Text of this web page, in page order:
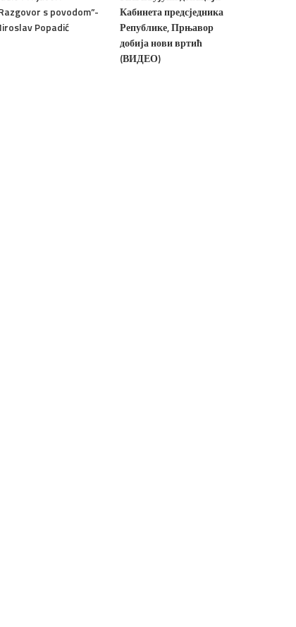
s povodom”-
Popadić
Кабинета предсједника
Републике, Прњавор
добија нови вртић
(ВИДЕО)